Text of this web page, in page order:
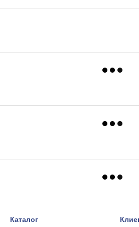
Каталог